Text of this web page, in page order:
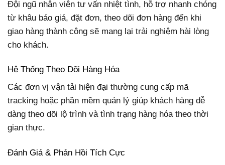
Đội ngũ nhân viên tư vấn nhiệt tình, hỗ trợ nhanh chóng
từ khâu báo giá, đặt đơn, theo dõi đơn hàng đến khi
giao hàng thành công sẽ mang lại trải nghiệm hài lòng
cho khách.
Hệ Thống Theo Dõi Hàng Hóa
Các đơn vị vận tải hiện đại thường cung cấp mã
tracking hoặc phần mềm quản lý giúp khách hàng dễ
dàng theo dõi lộ trình và tình trạng hàng hóa theo thời
gian thực.
Đánh Giá & Phản Hồi Tích Cực